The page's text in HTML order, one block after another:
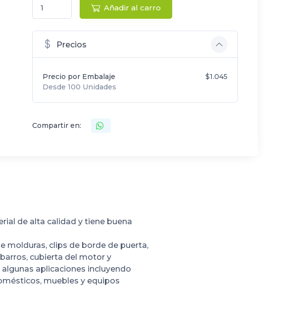
Añadir al carro
Precios
Precio por Embalaje
Desde 100 Unidades
$1.045
Compartir en:
de alta calidad y tiene buena
molduras, clips de borde de puerta,
cubierta del motor y
aplicaciones incluyendo
muebles y equipos